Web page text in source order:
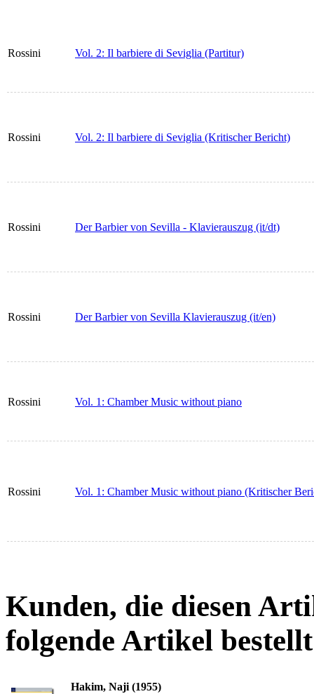
Rossini Vol. 2: Il barbiere di Seviglia (Partitur)
Rossini Vol. 2: Il barbiere di Seviglia (Kritischer Bericht)
Rossini Der Barbier von Sevilla - Klavierauszug (it/dt)
Rossini Der Barbier von Sevilla Klavierauszug (it/en)
Rossini Vol. 1: Chamber Music without piano
Rossini Vol. 1: Chamber Music without piano (Kritischer
Kunden, die diesen
folgende Artikel
Hakim, Naji (1955)